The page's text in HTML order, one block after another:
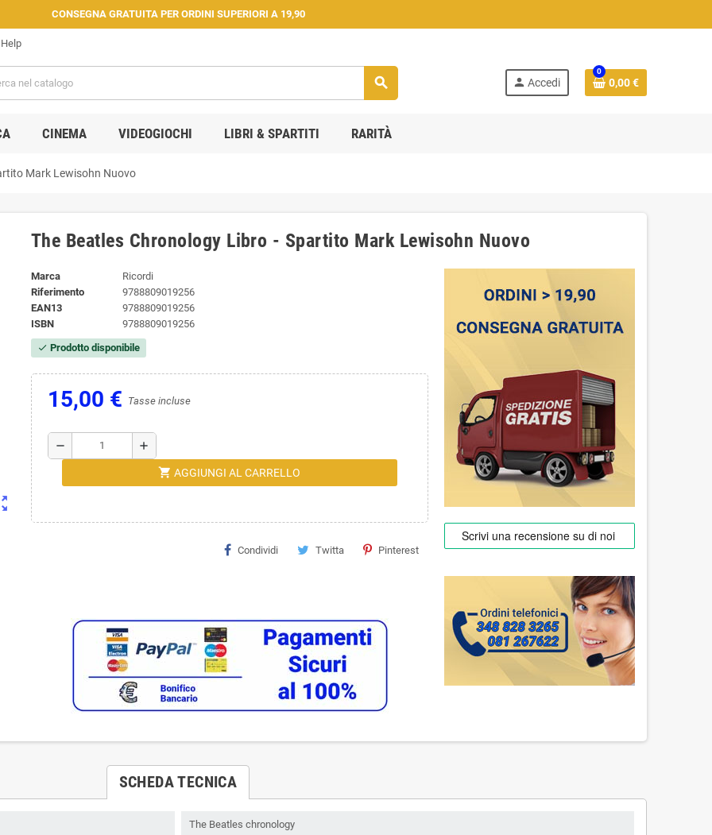
CONSEGNA GRATUITA PER ORDINI SUPERIORI A 19,90
Help
search person Accedi
0
0,00 €
CINEMA VIDEOGIOCHI LIBRI & SPARTITI RARITÀ
Mark Lewisohn Nuovo
The Beatles Chronology Libro - Spartito Mark Lewisohn Nuovo
Marca
Ricordi
Riferimento
9788809019256
EAN13
9788809019256
ISBN
9788809019256
check Prodotto disponibile
15,00 € Tasse incluse
remove add
shopping_cart AGGIUNGI AL CARRELLO
Condividi Twitta Pinterest
SCHEDA TECNICA
The Beatles chronology